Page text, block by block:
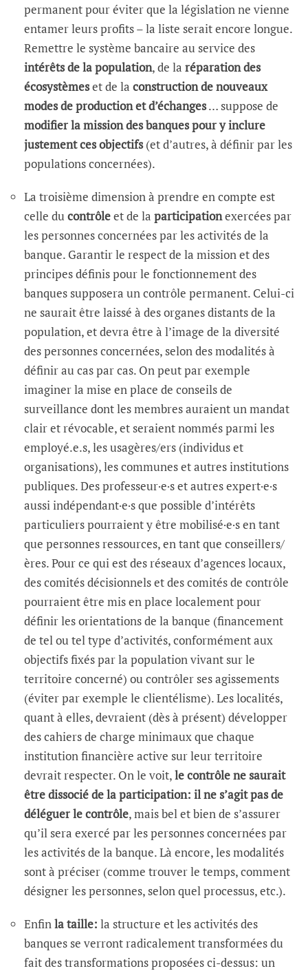
permanent pour éviter que la législation ne vienne
entamer leurs profits – la liste serait encore longue.
Remettre le système bancaire au service des
intérêts de la population, de la réparation des
écosystèmeset de la construction de nouveaux
modes de production et d’échanges… suppose de
modifier la mission des banques pour y inclure
justement ces objectifs(et d’autres, à définir par les
populations concernées).
La troisième dimension à prendre en compte est
celle du contrôleet de la participationexercées par
les personnes concernées par les activités de la
banque. Garantir le respect de la mission et des
principes définis pour le fonctionnement des
banques supposera un contrôle permanent. Celui-ci
ne saurait être laissé à des organes distants de la
population, et devra être à l’image de la diversité
des personnes concernées, selon des modalités à
définir au cas par cas. On peut par exemple
imaginer la mise en place de conseils de
surveillance dont les membres auraient un mandat
clair et révocable, et seraient nommés parmi les
employé.e.s, les usagères/ers (individus et
organisations), les communes et autres institutions
publiques. Des professeur·e·s et autres expert·e·s
aussi indépendant·e·s que possible d’intérêts
particuliers pourraient y être mobilisé·e·s en tant
que personnes ressources, en tant que conseillers/
ères. Pour ce qui est des réseaux d’agences locaux,
des comités décisionnels et des comités de contrôle
pourraient être mis en place localement pour
définir les orientations de la banque (financement
de tel ou tel type d’activités, conformément aux
objectifs fixés par la population vivant sur le
territoire concerné) ou contrôler ses agissements
(éviter par exemple le clientélisme). Les localités,
quant à elles, devraient (dès à présent) développer
des cahiers de charge minimaux que chaque
institution financière active sur leur territoire
devrait respecter. On le voit,le contrôle ne saurait
être dissocié de la participation: il ne s’agit pas de
déléguer le contrôle, mais bel et bien de s’assurer
qu’il sera exercé par les personnes concernées par
les activités de la banque. Là encore, les modalités
sont à préciser (comme trouver le temps, comment
désigner les personnes, selon quel processus, etc.).
Enfin la taille: la structure et les activités des
banques se verront radicalement transformées du
fait des transformations proposées ci-dessus: un